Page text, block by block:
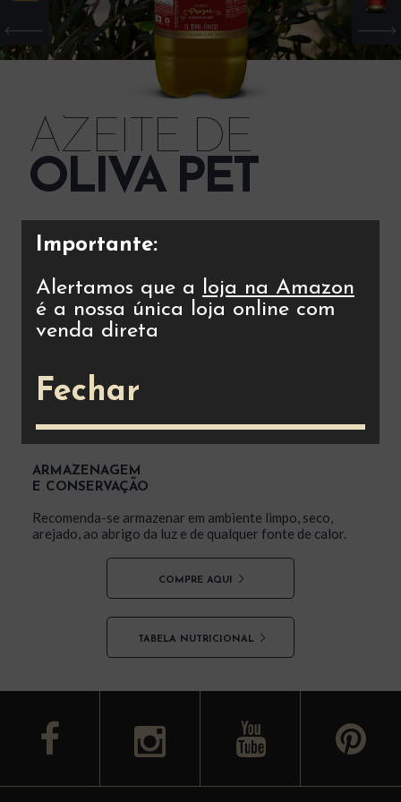
AZEITE DE
OLIVA PET
BENEFÍCIOS
Extrassuave, leve e gostoso. O Azeite de Oliva
Andorinha é ideal para cozinhar, grelhar e fritar. Deixa os
alimentos crocantes, além de manter as propriedades
benéficas do azeite.
VAI BEM COM
Frituras e refogados. Insira esse produto no seu dia a
dia!
ARMAZENAGEM
E CONSERVAÇÃO
Recomenda-se armazenar em ambiente limpo, seco,
arejado, ao abrigo da luz e de qualquer fonte de calor.
COMPRE AQUI
TABELA NUTRICIONAL
facebook youtube
Importante:
Alertamos que a loja na Amazon
é a nossa única loja online com
venda direta
Fechar